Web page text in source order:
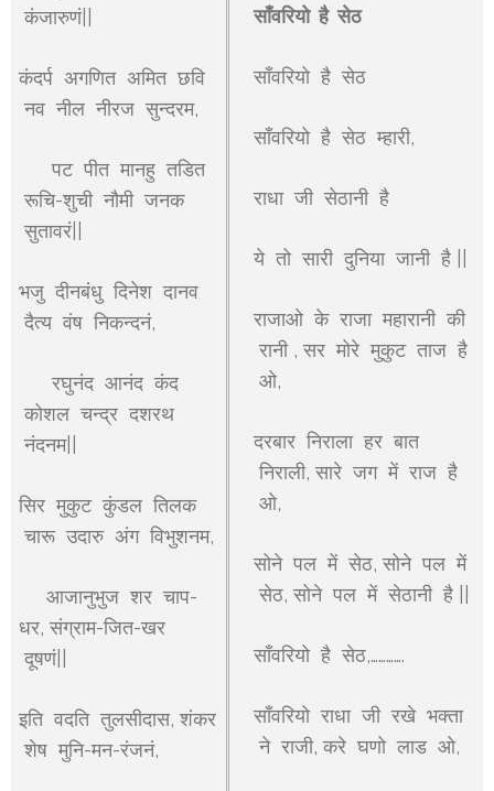
कंजारुणं||
कंदर्प अगणित अमित छवि
नव नील नीरज सुन्दरम,
पट पीत मानहु तडित
रूचि-शुची नौमी जनक
सुतावरं||
भजु दीनबंधु दिनेश दानव
दैत्य वंष निकन्दनं,
रघुनंद आनंद कंद
कोशल चन्द्र दशरथ
नंदनम||
सिर मुकुट कुंडल तिलक
चारू उदारु अंग विभुशनम,
आजानुभुज शर चाप-
धर, संग्राम-जित-खर
दूषणं||
इति वदति तुलसीदास, शंकर
शेष मुनि-मन-रंजनं,
साँवरियो है सेठ
साँवरियो है सेठ
साँवरियो है सेठ म्हारी,
राधा जी सेठानी है
ये तो सारी दुनिया जानी है ||
राजाओ के राजा महारानी की
रानी , सर मोरे मुकुट ताज है
ओ,
दरबार निराला हर बात
निराली, सारे जग में राज है
ओ,
सोने पल में सेठ, सोने पल में
सेठ, सोने पल में सेठानी है ||
साँवरियो है सेठ,………….
साँवरियो राधा जी रखे भक्ता
ने राजी, करे घणो लाड ओ,